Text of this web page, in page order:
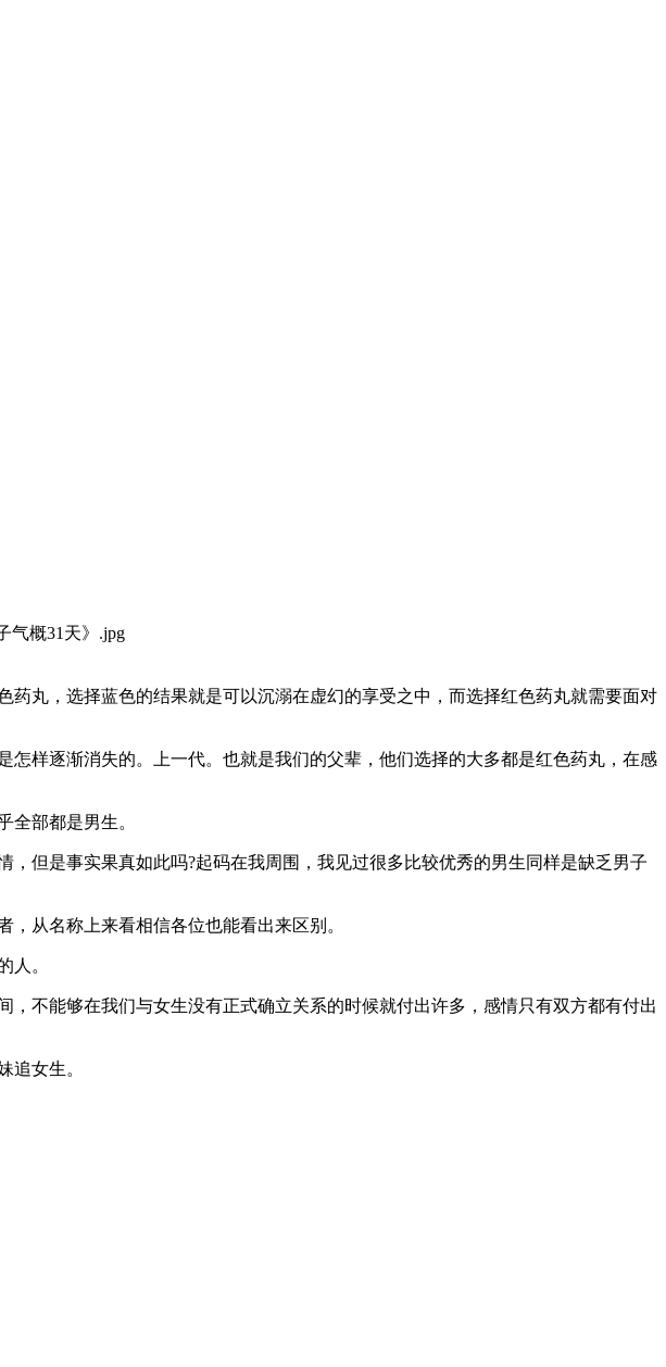
丸，选择蓝色的结果就是可以沉溺在虚幻的享受之中，而选择红色药丸就需要面对
样逐渐消失的。上一代。也就是我们的父辈，他们选择的大多都是红色药丸，在感
全部都是男生。
但是事实果真如此吗?起码在我周围，我见过很多比较优秀的男生同样是缺乏男子
从名称上来看相信各位也能看出来区别。
人。
不能够在我们与女生没有正式确立关系的时候就付出许多，感情只有双方都有付出
追女生。